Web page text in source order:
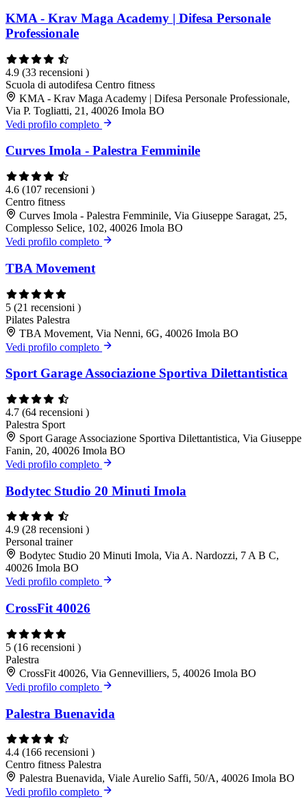
KMA - Krav Maga Academy | Difesa Personale
Professionale
4.9 (33 recensioni )
Scuola di autodifesa Centro fitness
KMA - Krav Maga Academy | Difesa Personale Professionale,
Via P. Togliatti, 21, 40026 Imola BO
Vedi profilo completo
Curves Imola - Palestra Femminile
4.6 (107 recensioni )
Centro fitness
Curves Imola - Palestra Femminile, Via Giuseppe Saragat, 25,
Complesso Selice, 102, 40026 Imola BO
Vedi profilo completo
TBA Movement
5 (21 recensioni )
Pilates Palestra
TBA Movement, Via Nenni, 6G, 40026 Imola BO
Vedi profilo completo
Sport Garage Associazione Sportiva Dilettantistica
4.7 (64 recensioni )
Palestra Sport
Sport Garage Associazione Sportiva Dilettantistica, Via Giuseppe
Fanin, 20, 40026 Imola BO
Vedi profilo completo
Bodytec Studio 20 Minuti Imola
4.9 (28 recensioni )
Personal trainer
Bodytec Studio 20 Minuti Imola, Via A. Nardozzi, 7 A B C,
40026 Imola BO
Vedi profilo completo
CrossFit 40026
5 (16 recensioni )
Palestra
CrossFit 40026, Via Gennevilliers, 5, 40026 Imola BO
Vedi profilo completo
Palestra Buenavida
4.4 (166 recensioni )
Centro fitness Palestra
Palestra Buenavida, Viale Aurelio Saffi, 50/A, 40026 Imola BO
Vedi profilo completo